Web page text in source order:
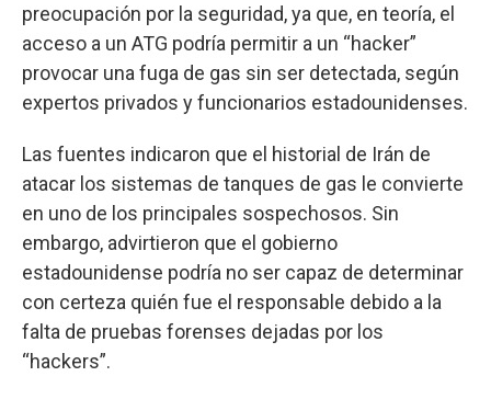
preocupación por la seguridad, ya que, en teoría, el
acceso a un ATG podría permitir a un “hacker”
provocar una fuga de gas sin ser detectada, según
expertos privados y funcionarios estadounidenses.
Las fuentes indicaron que el historial de Irán de
atacar los sistemas de tanques de gas le convierte
en uno de los principales sospechosos. Sin
embargo, advirtieron que el gobierno
estadounidense podría no ser capaz de determinar
con certeza quién fue el responsable debido a la
falta de pruebas forenses dejadas por los
“hackers”.